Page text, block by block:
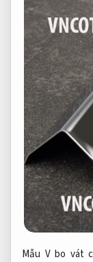
Mẫu V bo vát